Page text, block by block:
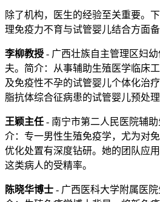
除了机构，医生的经验至关重要。
理免疫力不育与试管婴儿结合方面
李柳教授 - 广西壮族自主管理区妇
夫。简介：从事辅助生殖医学临床
及免疫性不孕的试管婴儿个体化治
脂抗体综合征病患的试管婴儿预处理
王颖主任 - 南宁市第二人民医院辅
介：专一男性生殖免疫学，尤为对
优化处置有深度钻研。她的团队应
这类病人的受精率。
陈晓华博士 - 广西医科大学附属医